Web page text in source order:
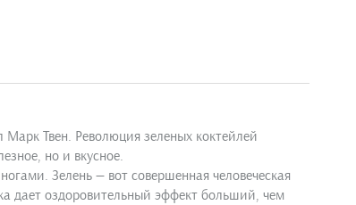
Марк Твен. Революция зеленых коктейлей
но и вкусное.
Зелень — вот совершенная человеческая
дает оздоровительный эффект больший, чем